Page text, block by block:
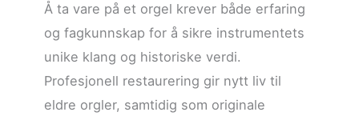
Å ta vare på et orgel krever både erfaring
og fagkunnskap for å sikre instrumentets
unike klang og historiske verdi.
Profesjonell restaurering gir nytt liv til
eldre orgler, samtidig som originale